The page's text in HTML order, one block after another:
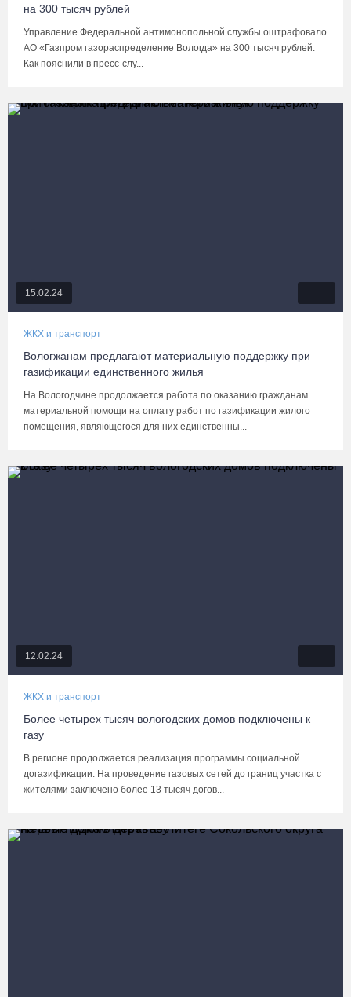
на 300 тысяч рублей
Управление Федеральной антимонопольной службы оштрафовало
АО «Газпром газораспределение Вологда» на 300 тысяч рублей.
Как пояснили в пресс-слу...
15.02.24
ЖКХ и транспорт
Вологжанам предлагают материальную поддержку при
газификации единственного жилья
На Вологодчине продолжается работа по оказанию гражданам
материальной помощи на оплату работ по газификации жилого
помещения, являющегося для них единственны...
12.02.24
ЖКХ и транспорт
Более четырех тысяч вологодских домов подключены к
газу
В регионе продолжается реализация программы социальной
догазификации. На проведение газовых сетей до границ участка с
жителями заключено более 13 тысяч догов...